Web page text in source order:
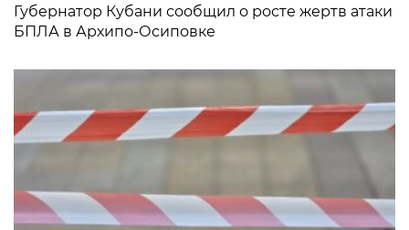
Губернатор Кубани сообщил о росте жертв атаки
БПЛА в Архипо-Осиповке